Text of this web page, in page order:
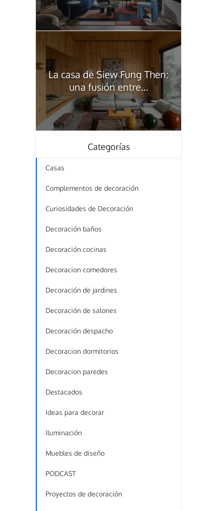
La casa de Siew Fung Then:
una fusión entre...
Categorías
Casas
Complementos de decoración
Curiosidades de Decoración
Decoración baños
Decoración cocinas
Decoracion comedores
Decoración de jardines
Decoración de salones
Decoración despacho
Decoracion dormitorios
Decoracion paredes
Destacados
Ideas para decorar
Iluminación
Muebles de diseño
PODCAST
Proyectos de decoración